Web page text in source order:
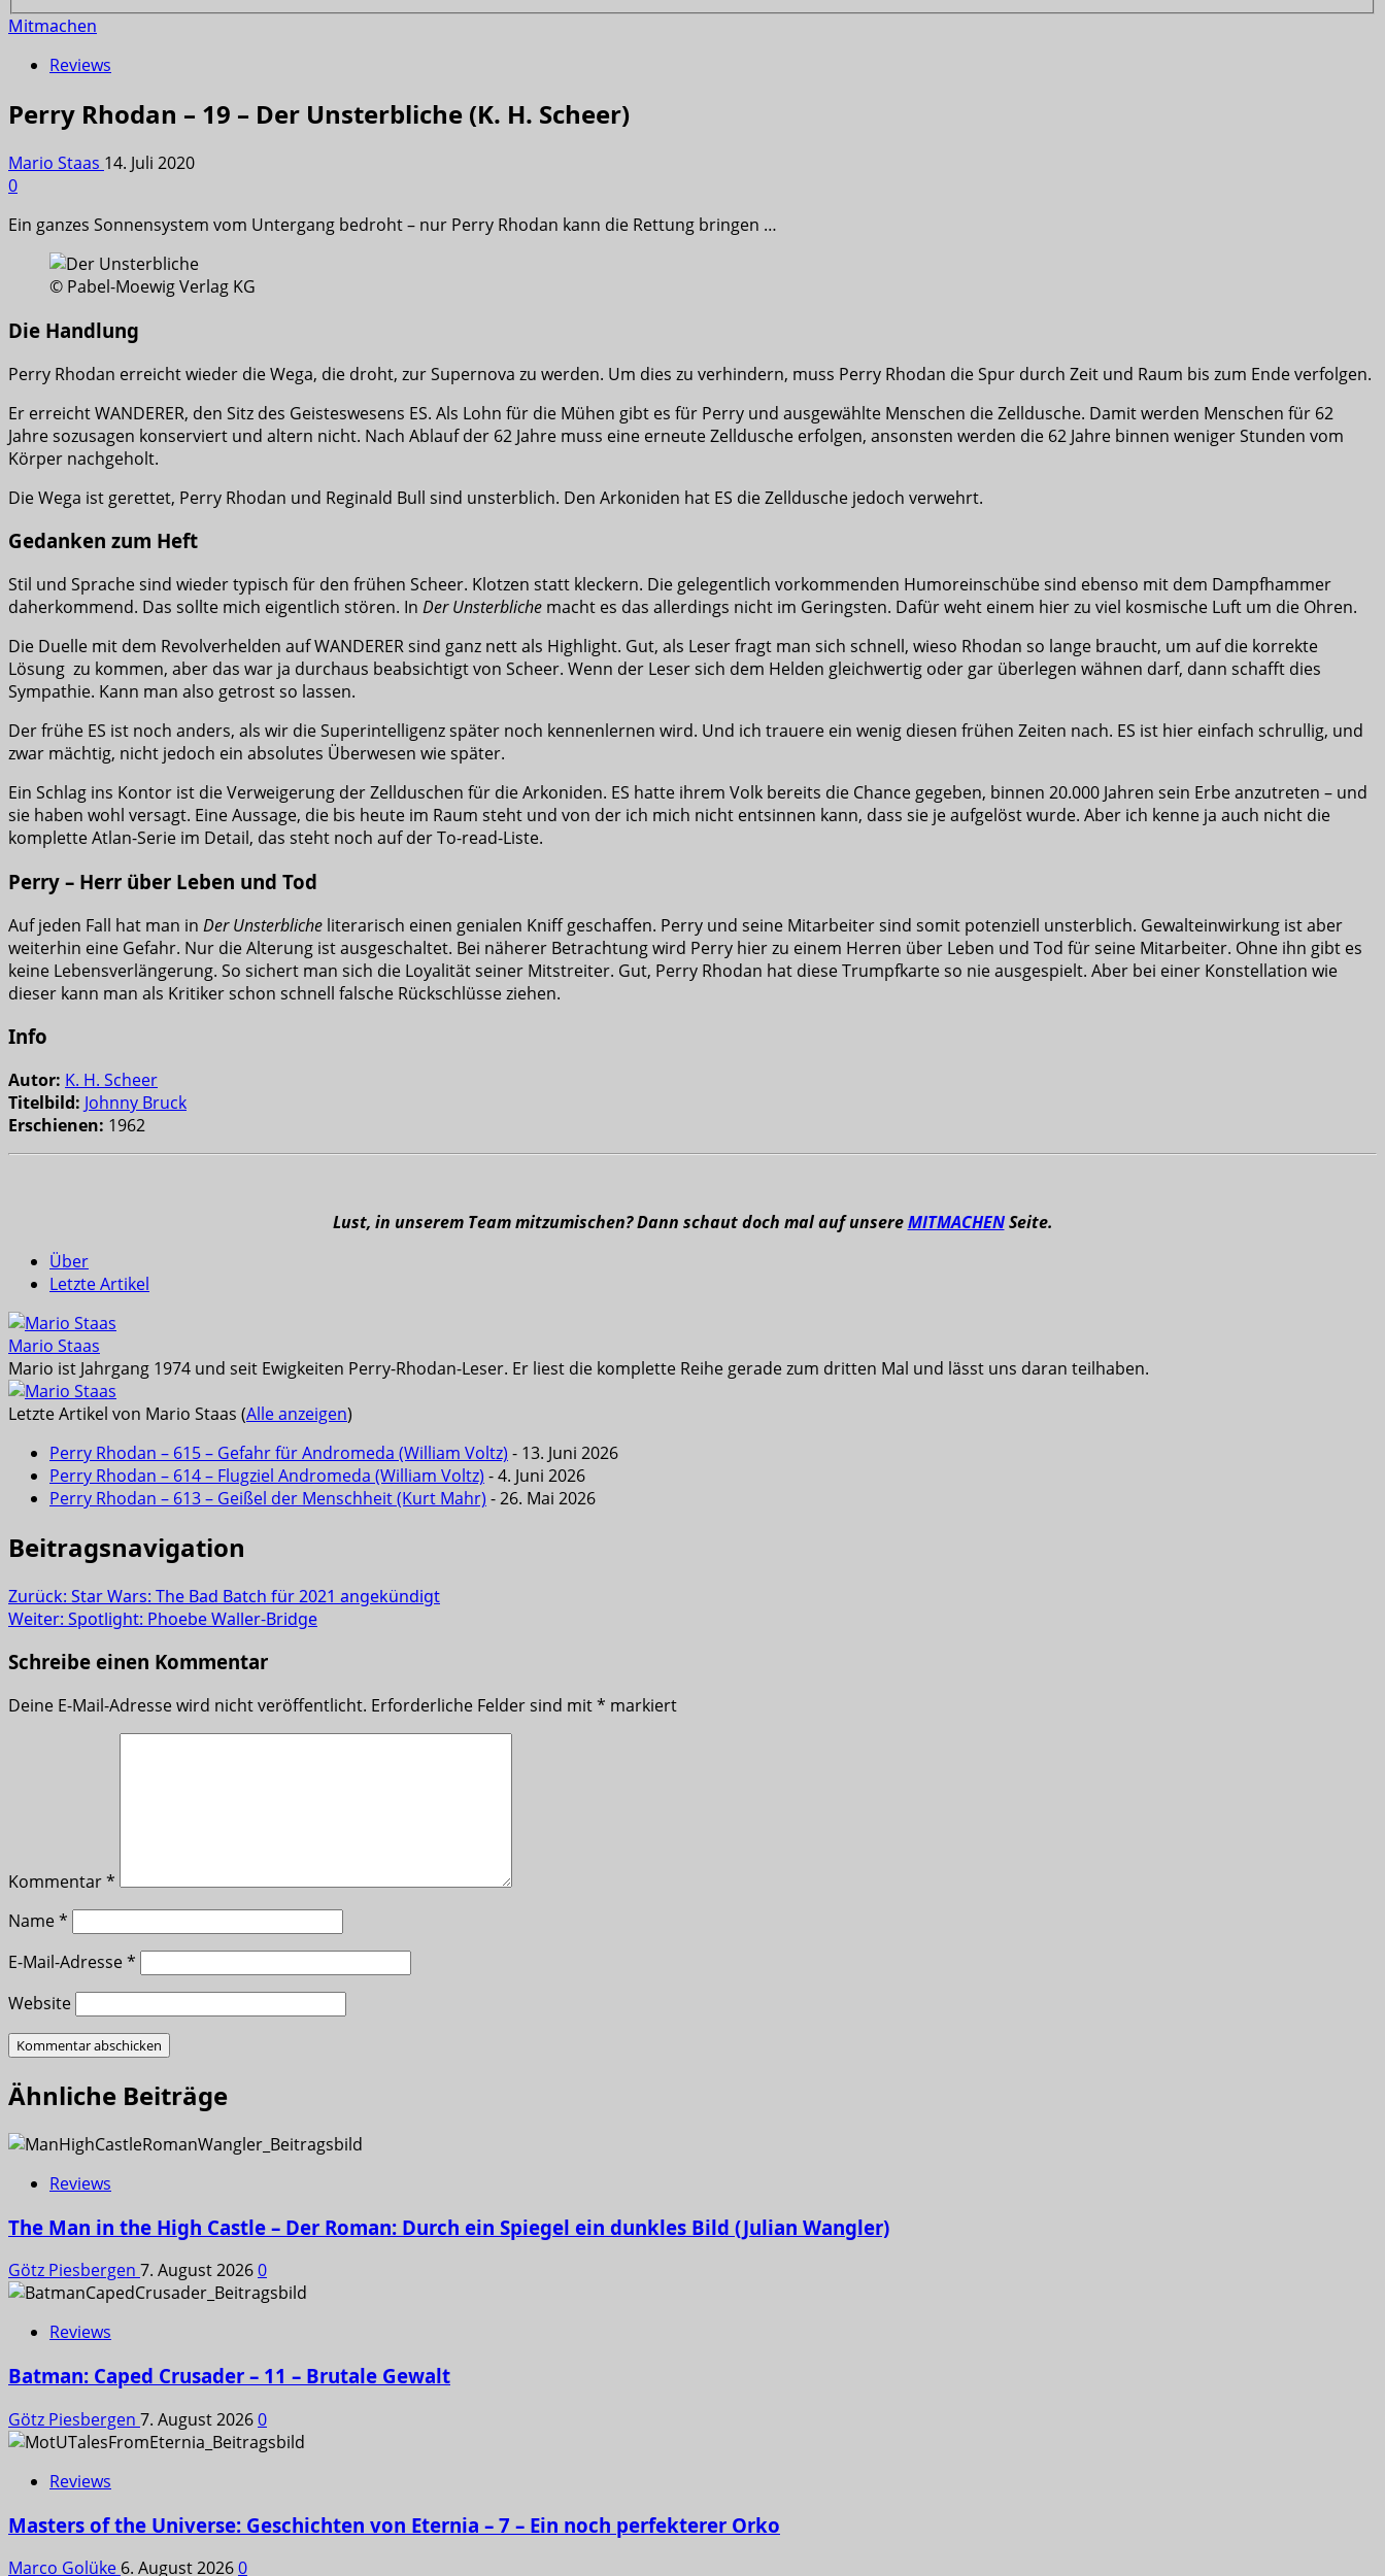
Mitmachen
Reviews
Perry Rhodan – 19 – Der Unsterbliche (K. H. Scheer)
Mario Staas 14. Juli 2020
0
Ein ganzes Sonnensystem vom Untergang bedroht – nur Perry Rhodan kann die Rettung bringen …
© Pabel-Moewig Verlag KG
Die Handlung
Perry Rhodan erreicht wieder die Wega, die droht, zur Supernova zu werden. Um dies zu verhindern, muss Perry Rhodan die Spur durch Zeit und Raum bis zum Ende verfolgen.
Er erreicht WANDERER, den Sitz des Geisteswesens ES. Als Lohn für die Mühen gibt es für Perry und ausgewählte Menschen die Zelldusche. Damit werden Menschen für 62
Jahre sozusagen konserviert und altern nicht. Nach Ablauf der 62 Jahre muss eine erneute Zelldusche erfolgen, ansonsten werden die 62 Jahre binnen weniger Stunden vom
Körper nachgeholt.
Die Wega ist gerettet, Perry Rhodan und Reginald Bull sind unsterblich. Den Arkoniden hat ES die Zelldusche jedoch verwehrt.
Gedanken zum Heft
Stil und Sprache sind wieder typisch für den frühen Scheer. Klotzen statt kleckern. Die gelegentlich vorkommenden Humoreinschübe sind ebenso mit dem Dampfhammer
daherkommend. Das sollte mich eigentlich stören. In Der Unsterbliche macht es das allerdings nicht im Geringsten. Dafür weht einem hier zu viel kosmische Luft um die Ohren.
Die Duelle mit dem Revolverhelden auf WANDERER sind ganz nett als Highlight. Gut, als Leser fragt man sich schnell, wieso Rhodan so lange braucht, um auf die korrekte
Lösung zu kommen, aber das war ja durchaus beabsichtigt von Scheer. Wenn der Leser sich dem Helden gleichwertig oder gar überlegen wähnen darf, dann schafft dies
Sympathie. Kann man also getrost so lassen.
Der frühe ES ist noch anders, als wir die Superintelligenz später noch kennenlernen wird. Und ich trauere ein wenig diesen frühen Zeiten nach. ES ist hier einfach schrullig, und
zwar mächtig, nicht jedoch ein absolutes Überwesen wie später.
Ein Schlag ins Kontor ist die Verweigerung der Zellduschen für die Arkoniden. ES hatte ihrem Volk bereits die Chance gegeben, binnen 20.000 Jahren sein Erbe anzutreten – und
sie haben wohl versagt. Eine Aussage, die bis heute im Raum steht und von der ich mich nicht entsinnen kann, dass sie je aufgelöst wurde. Aber ich kenne ja auch nicht die
komplette Atlan-Serie im Detail, das steht noch auf der To-read-Liste.
Perry – Herr über Leben und Tod
Auf jeden Fall hat man in Der Unsterbliche literarisch einen genialen Kniff geschaffen. Perry und seine Mitarbeiter sind somit potenziell unsterblich. Gewalteinwirkung ist aber
weiterhin eine Gefahr. Nur die Alterung ist ausgeschaltet. Bei näherer Betrachtung wird Perry hier zu einem Herren über Leben und Tod für seine Mitarbeiter. Ohne ihn gibt es
keine Lebensverlängerung. So sichert man sich die Loyalität seiner Mitstreiter. Gut, Perry Rhodan hat diese Trumpfkarte so nie ausgespielt. Aber bei einer Konstellation wie
dieser kann man als Kritiker schon schnell falsche Rückschlüsse ziehen.
Info
Autor: K. H. Scheer
Titelbild: Johnny Bruck
Erschienen: 1962
Lust, in unserem Team mitzumischen? Dann schaut doch mal auf unsereMITMACHENSeite.
Über
Letzte Artikel
Mario Staas
Mario ist Jahrgang 1974 und seit Ewigkeiten Perry-Rhodan-Leser. Er liest die komplette Reihe gerade zum dritten Mal und lässt uns daran teilhaben.
Letzte Artikel von Mario Staas (Alle anzeigen)
Perry Rhodan – 615 – Gefahr für Andromeda (William Voltz) - 13. Juni 2026
Perry Rhodan – 614 – Flugziel Andromeda (William Voltz) - 4. Juni 2026
Perry Rhodan – 613 – Geißel der Menschheit (Kurt Mahr) - 26. Mai 2026
Beitragsnavigation
Zurück: Star Wars: The Bad Batch für 2021 angekündigt
Weiter: Spotlight: Phoebe Waller-Bridge
Schreibe einen Kommentar
Deine E-Mail-Adresse wird nicht veröffentlicht. Erforderliche Felder sind mit* markiert
Kommentar*
Name*
E-Mail-Adresse*
Website
Ähnliche Beiträge
Reviews
The Man in the High Castle – Der Roman: Durch ein Spiegel ein dunkles Bild (Julian Wangler)
Götz Piesbergen 7. August 20260
Reviews
Batman: Caped Crusader – 11 – Brutale Gewalt
Götz Piesbergen 7. August 20260
Reviews
Masters of the Universe: Geschichten von Eternia – 7 – Ein noch perfekterer Orko
Marco Golüke 6. August 20260